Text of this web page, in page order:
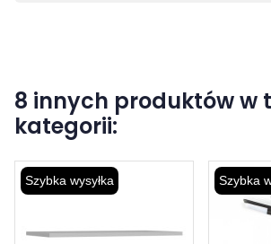
8 innych produktów w
kategorii:
Szybka wysyłka Szybka